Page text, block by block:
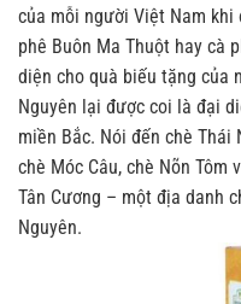
của mỗi người Việt Nam khi
phê Buôn Ma Thuột hay cà
diện cho quà biếu tặng của
Nguyên lại được coi là đại
miền Bắc. Nói đến chè Thái
chè Móc Câu, chè Nõn Tôm
Tân Cương – một địa danh
Nguyên.